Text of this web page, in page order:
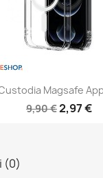
Magsafe
9,90 €2,97 €
(0)